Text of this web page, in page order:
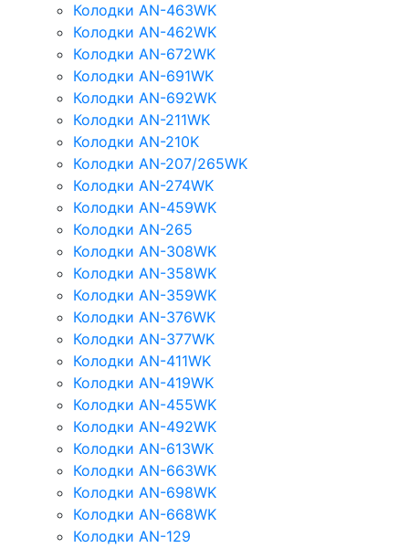
Колодки AN-463WK
Колодки AN-462WK
Колодки AN-672WK
Колодки AN-691WK
Колодки AN-692WK
Колодки AN-211WK
Колодки AN-210K
Колодки AN-207/265WK
Колодки AN-274WK
Колодки AN-459WK
Колодки AN-265
Колодки AN-308WK
Колодки AN-358WK
Колодки AN-359WK
Колодки AN-376WK
Колодки AN-377WK
Колодки AN-411WK
Колодки AN-419WK
Колодки AN-455WK
Колодки AN-492WK
Колодки AN-613WK
Колодки AN-663WK
Колодки AN-698WK
Колодки AN-668WK
Колодки AN-129